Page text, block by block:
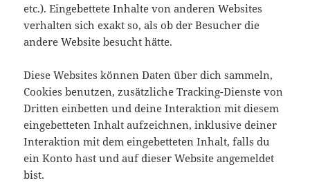
etc.). Eingebettete Inhalte von anderen Websites
verhalten sich exakt so, als ob der Besucher die
andere Website besucht hätte.
Diese Websites können Daten über dich sammeln,
Cookies benutzen, zusätzliche Tracking-Dienste von
Dritten einbetten und deine Interaktion mit diesem
eingebetteten Inhalt aufzeichnen, inklusive deiner
Interaktion mit dem eingebetteten Inhalt, falls du
ein Konto hast und auf dieser Website angemeldet
bist.